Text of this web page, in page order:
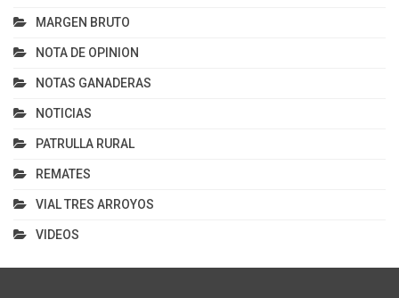
MARGEN BRUTO
NOTA DE OPINION
NOTAS GANADERAS
NOTICIAS
PATRULLA RURAL
REMATES
VIAL TRES ARROYOS
VIDEOS